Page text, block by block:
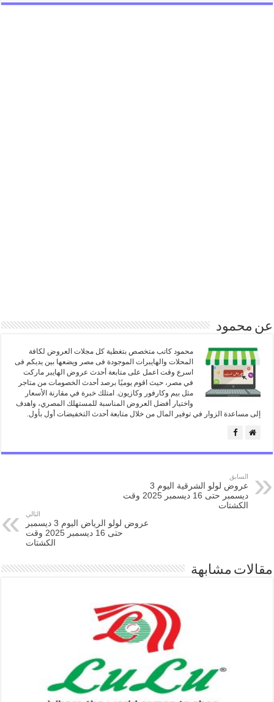
عن محمود
محمود كاتب متخصص بتغطية كل مجلات العروض لكافة
المحلات والهايبرات الموجودة فى مصر ويضعها بين يديكم فى
اسرع وقت اعمل على متابعة أحدث عروض الهايبر ماركت
في مصر، حيث اقوم يوميًا برصد أحدث الخصومات من متاجر
مثل بيم وكارفور وكازيون. امتلك خبرة في مقارنة الأسعار
واختيار أفضل العروض المناسبة للمستهلك المصري، واهدف
إلى مساعدة الزوار في توفير المال من خلال متابعة أحدث التخفيضات أول بأول.
السابق
عروض لولو الشرقية اليوم 3
ديسمبر حتى 16 ديسمبر 2025 وقت
الكشتات
التالي
عروض لولو الرياض اليوم 3 ديسمبر
حتى 16 ديسمبر 2025 وقت
الكشتات
مقالات مشابهة